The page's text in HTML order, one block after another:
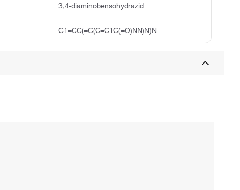
3,4-diaminobensohydrazid
C1=CC(=C(C=C1C(=O)NN)N)N